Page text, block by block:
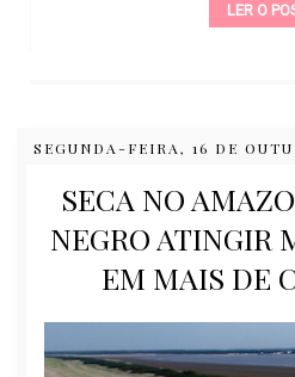
SEGUNDA-FEIRA, 16 DE
SECA NO
NEGRO ATINGIR
EM MAIS DE